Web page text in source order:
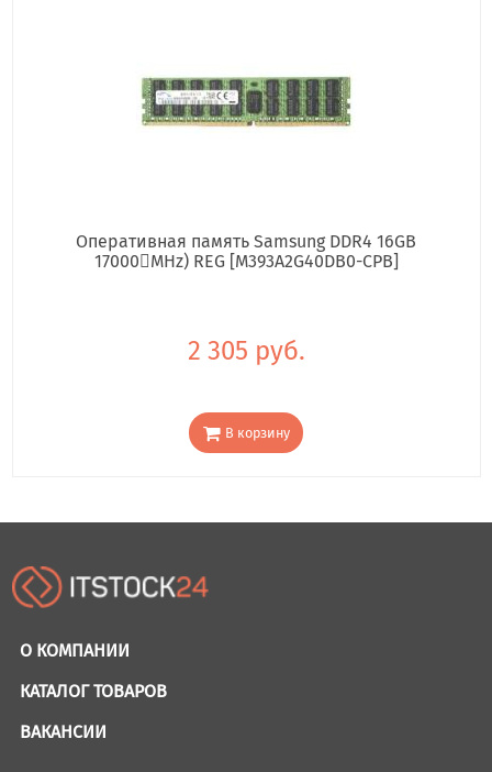
Оперативная память Samsung DDR4 16GB
17000񢋕MHz) REG [M393A2G40DB0-CPB]
2 305 руб.
В корзину
О КОМПАНИИ
КАТАЛОГ ТОВАРОВ
ВАКАНСИИ